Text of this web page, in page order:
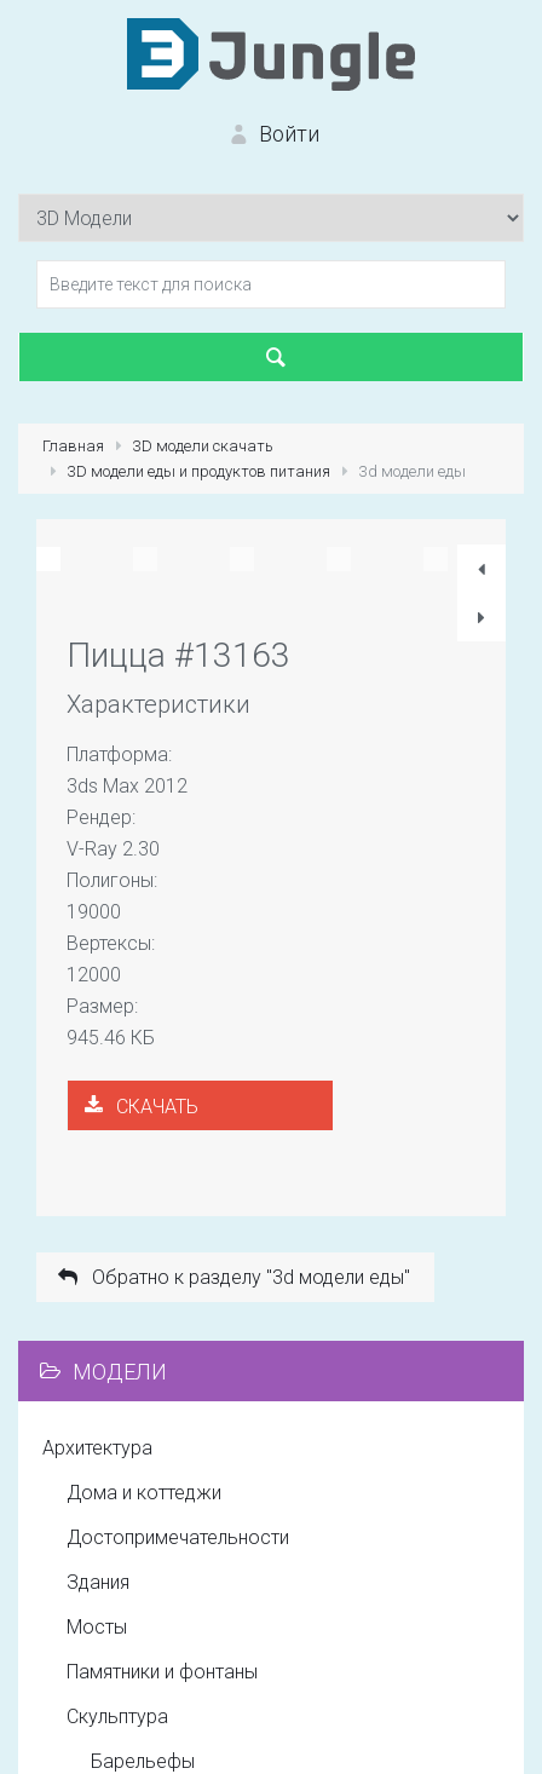
Войти
Первый раз?
Главная
3D модели скачать
3D модели еды и продуктов питания
3d модели еды
Пицца #13163
Характеристики
Платформа:
3ds Max 2012
Рендер:
V-Ray 2.30
Полигоны:
19000
Вертексы:
12000
Размер:
945.46 КБ
СКАЧАТЬ
Обратно к разделу "3d модели еды"
МОДЕЛИ
Архитектура
Дома и коттеджи
Достопримечательности
Здания
Мосты
Памятники и фонтаны
Скульптура
Барельефы